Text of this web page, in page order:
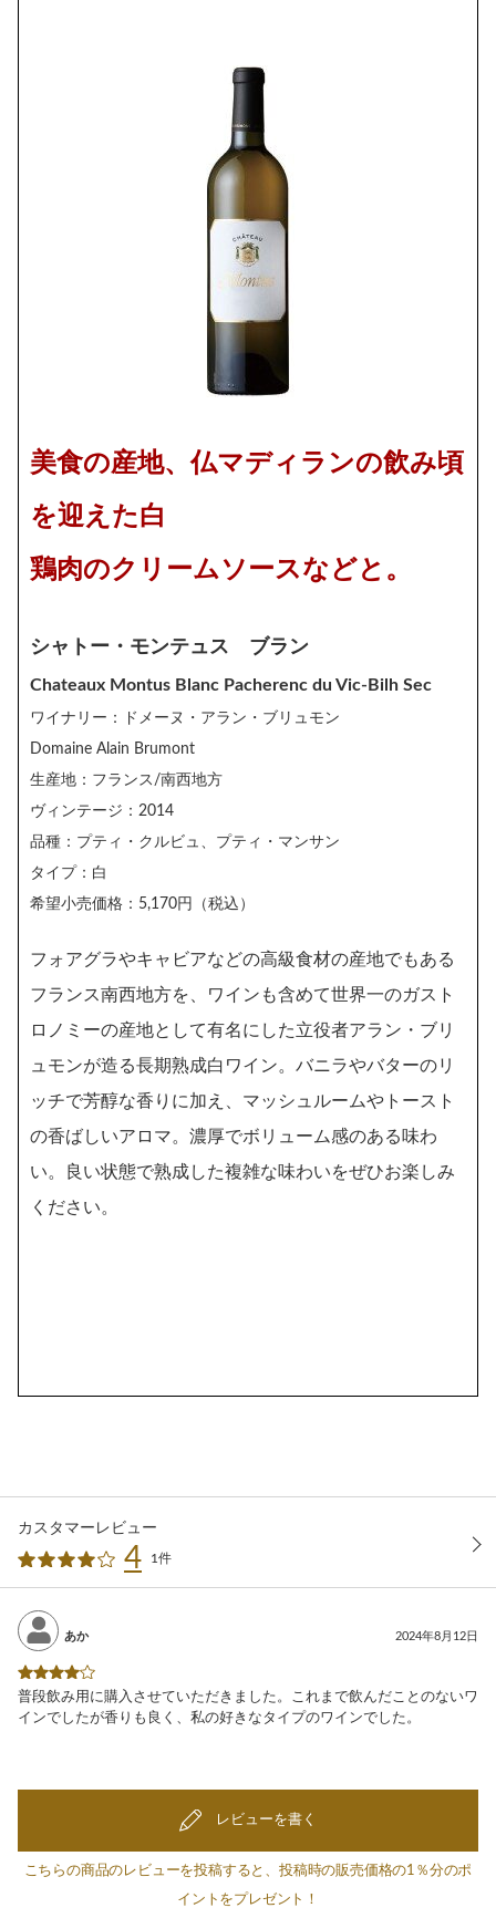
美食の産地、仏マディランの飲み頃
を迎えた白
鶏肉のクリームソースなどと。
シャトー・モンテュス ブラン
Chateaux Montus Blanc Pacherenc du Vic-Bilh Sec
ワイナリー：ドメーヌ・アラン・ブリュモン
Domaine Alain Brumont
生産地：フランス/南西地方
ヴィンテージ：2014
品種：プティ・クルビュ、プティ・マンサン
タイプ：白
希望小売価格：5,170円（税込）
フォアグラやキャビアなどの高級食材の産地でもある
フランス南西地方を、ワインも含めて世界一のガスト
ロノミーの産地として有名にした立役者アラン・ブリ
ュモンが造る長期熟成白ワイン。バニラやバターのリ
ッチで芳醇な香りに加え、マッシュルームやトースト
の香ばしいアロマ。濃厚でボリューム感のある味わ
い。良い状態で熟成した複雑な味わいをぜひお楽しみ
ください。
カスタマーレビュー
4 1件
あか 2024年8月12日
普段飲み用に購入させていただきました。これまで飲んだことのないワ
インでしたが香りも良く、私の好きなタイプのワインでした。
レビューを書く
こちらの商品のレビューを投稿すると、投稿時の販売価格の1％分のポ
イントをプレゼント！